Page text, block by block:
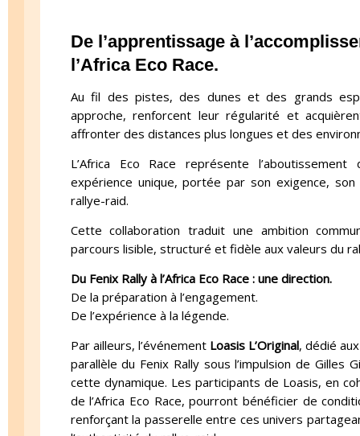
De l’apprentissage à
l’Africa Eco Race.
Au fil des pistes, des dunes et des grands
approche, renforcent leur régularité et
affronter des distances plus longues et des
L’Africa Eco Race représente
expérience unique, portée par son exigence,
rallye-raid.
Cette collaboration traduit une ambition
parcours lisible, structuré et fidèle aux valeurs du
Du Fenix Rally à l’Africa Eco Race : une direction.
De la préparation à l’engagement.
De l’expérience à la légende.
Par ailleurs, l’événement Loasis L’Original, dédié
parallèle du Fenix Rally sous l’impulsion de Gilles
cette dynamique. Les participants de Loasis, en
de l’Africa Eco Race, pourront bénéficier de
renforçant la passerelle entre ces univers